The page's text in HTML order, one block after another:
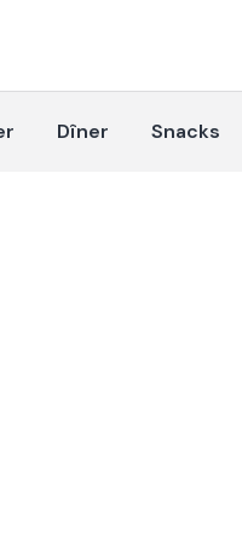
Dîner Snacks